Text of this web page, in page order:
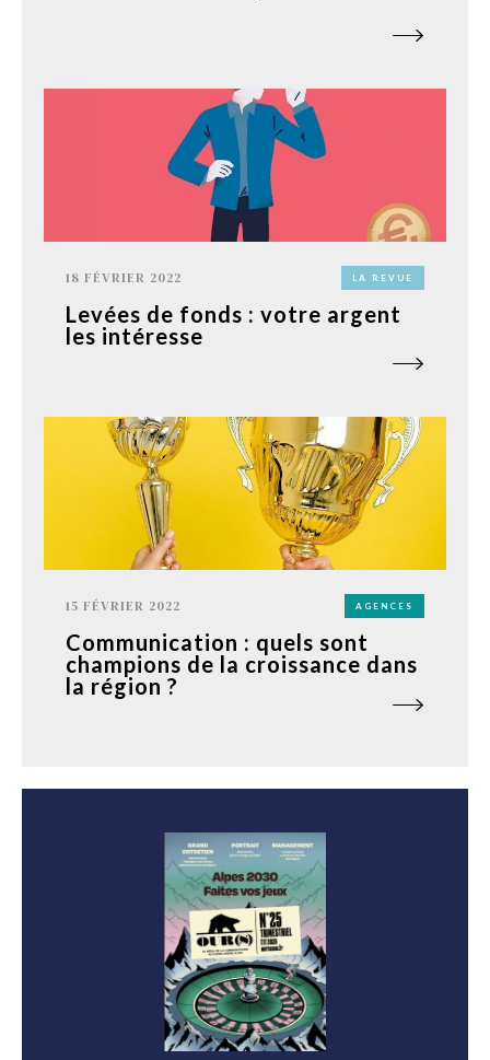
18 FÉVRIER 2022 LA REVUE
Levées de fonds : votre argent
les intéresse
15 FÉVRIER 2022 AGENCES
Communication : quels sont
champions de la croissance dans
la région ?